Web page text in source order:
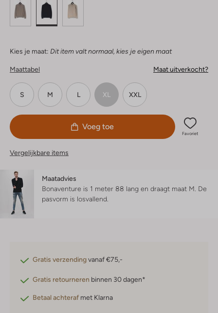
Kies je maat: Dit item valt normaal, kies je eigen maat
Maattabel Maat uitverkocht?
S M L XL XXL
Voeg toe
Favoriet
Vergelijkbare items
Maatadvies
Bonaventure is 1 meter 88 lang en draagt maat M. De
pasvorm is losvallend
Gratis verzendingvanaf €75,-
Gratis retourneren binnen 30 dagen*
Betaal achteraf met Klarna